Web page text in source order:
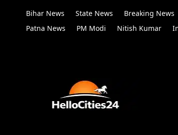
Bihar News State News Breaking News
Patna News
PM Modi Nitish Kumar